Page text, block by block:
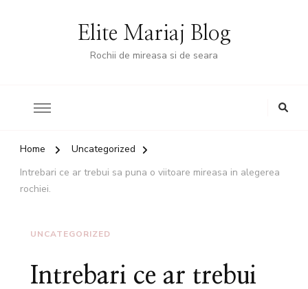
Elite Mariaj Blog
Rochii de mireasa si de seara
Home
Uncategorized
Intrebari ce ar trebui sa puna o viitoare mireasa in alegerea
rochiei.
UNCATEGORIZED
Intrebari ce ar trebui